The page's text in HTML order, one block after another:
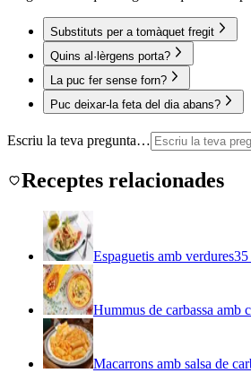
Substituts per a tomàquet fregit
Quins al·lèrgens porta?
La puc fer sense forn?
Puc deixar-la feta del dia abans?
Escriu la teva pregunta…
Receptes relacionades
Espaguetis amb verdures35
Hummus de carbassa amb
Macarrons amb salsa de